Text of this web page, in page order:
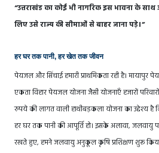
“उत्तराखंड का कोई भी नागरिक इस भावना के
लिए उसे राज्य की सीमाओं से बाहर जाना पड़े।”
हर घर तक पानी, हर खेत तक जीवन
पेयजल और सिंचाई हमारी प्राथमिकता रही है। मायापुर
एकता विहार पेयजल योजना जैसी योजनाएँ हजारों
रुपये की लागत वाली हाथीबड़कला योजना का उद्देश्य
हर घर तक पानी की आपूर्ति हो। इसके अलावा, जलवायु
रखते हुए, हमने जलवायु अनुकूल कृषि प्रशिक्षण शुरू